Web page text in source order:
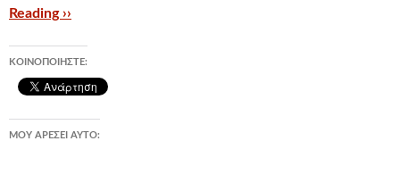
Reading ››
ΚΟΙΝΟΠΟΙΉΣΤΕ:
ΜΟΥ ΑΡΈΣΕΙ ΑΥΤΌ: